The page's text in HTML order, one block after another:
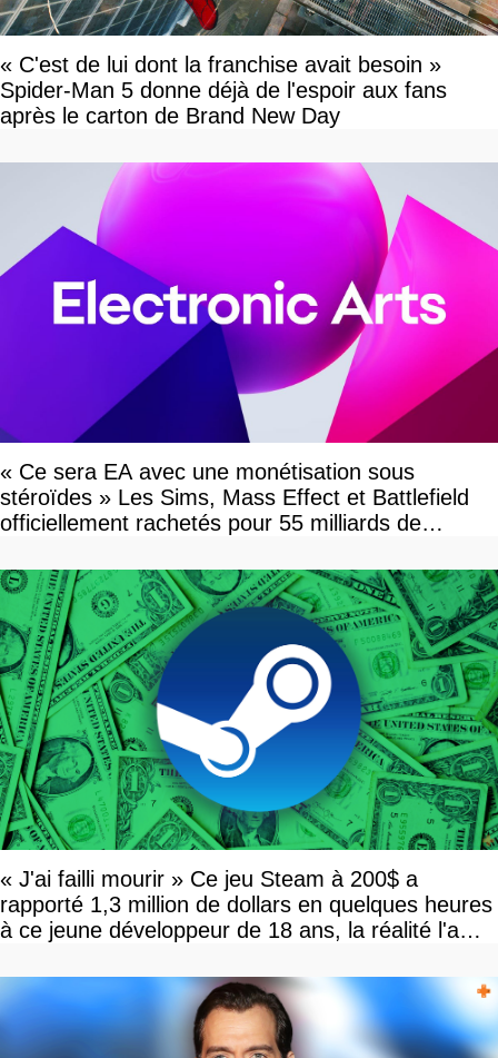
« C'est de lui dont la franchise avait besoin »
Spider-Man 5 donne déjà de l'espoir aux fans
après le carton de Brand New Day
« Ce sera EA avec une monétisation sous
stéroïdes » Les Sims, Mass Effect et Battlefield
officiellement rachetés pour 55 milliards de
« J'ai failli mourir » Ce jeu Steam à 200$ a
rapporté 1,3 million de dollars en quelques heures
à ce jeune développeur de 18 ans, la réalité l'a